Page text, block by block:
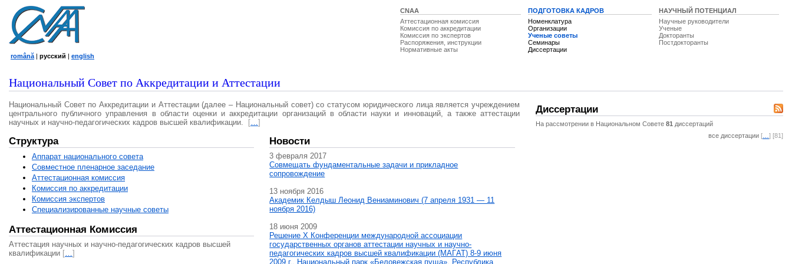
CNAA
Аттестационная комиссия
Комиссия по аккредитации
Комиссия по экспертов
Распоряжения, инструкции
Нормативные акты
ПОДГОТОВКА КАДРОВ
Номенклатура
Организации
Ученые советы
Семинары
Диссертации
НАУЧНЫЙ ПОТЕНЦИАЛ
Научные руководители
Ученые
Докторанты
Постдокторанты
română | русский | english
Национальный Совет по Аккредитации и Аттестации
Национальный Совет по Аккредитации и Аттестации (далее – Национальный совет) со статусом юридического лица является учреждением
центрального публичного управления в области оценки и аккредитации организаций в области науки и инноваций, а также аттестации
научных и научно-педагогических кадров высшей квалификации.
[…]
Структура
Аппарат национального совета
Совместное пленарное заседание
Аттестационная комисcия
Комиссия по аккредитации
Комиссия экспертов
Специализированные научные советы
Аттестационная Комиссия
Аттестация научных и научно-педагогических кадров высшей
квалификации […]
Новости
3 февраля 2017
Совмещать фундаментальные задачи и прикладное
сопровождение
13 ноября 2016
Академик Келдыш Леонид Вениаминович (7 апреля 1931 — 11
ноября 2016)
18 июня 2009
Решение X Конференции международной ассоциации
государственных органов аттестации научных и научно-
педагогических кадров высшей квалификации (МАГAT) 8-9 июня
2009 г., Национальный парк «Беловежская пуща», Республика
Диссертации
На рассмотрении в Национальном Совете 81 диссертаций
все диссертации [ ] [81]